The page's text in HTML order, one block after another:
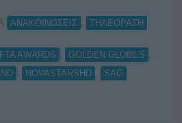
ΑΝΑΚΟΙΝΩΣΕΙΣ ΤΗΛΕΟΡΑΣΗ
AWARDS GOLDEN GLOBES
NOVASTARSHD SAG